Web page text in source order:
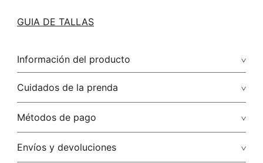
GUIA DE TALLAS
Información del producto
97.00% algodón/cotton3.00% elastano/elastane
Cuidados de la prenda
Lavar a mano por separado / no dejar en remojo / no
Métodos de pago
Tarjetas de crédito: Visa, Dinners, Master Card y American
Envíos y devoluciones